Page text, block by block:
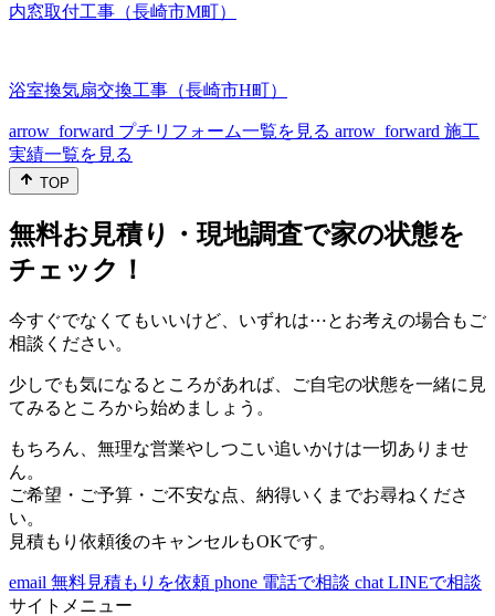
内窓取付工事（長崎市M町）
浴室換気扇交換工事（長崎市H町）
arrow_forward プチリフォーム一覧を見る arrow_forward 施工
実績一覧を見る
TOP
無料お見積り・現地調査で家の状態を
チェック！
今すぐでなくてもいいけど、いずれは⋯とお考えの場合もご
相談ください。
少しでも気になるところがあれば、ご自宅の状態を一緒に見
てみるところから始めましょう。
もちろん、無理な営業やしつこい追いかけは一切ありませ
ん。
ご希望・ご予算・ご不安な点、納得いくまでお尋ねくださ
い。
見積もり依頼後のキャンセルもOKです。
email 無料見積もりを依頼 phone 電話で相談 chat LINEで相談
サイトメニュー